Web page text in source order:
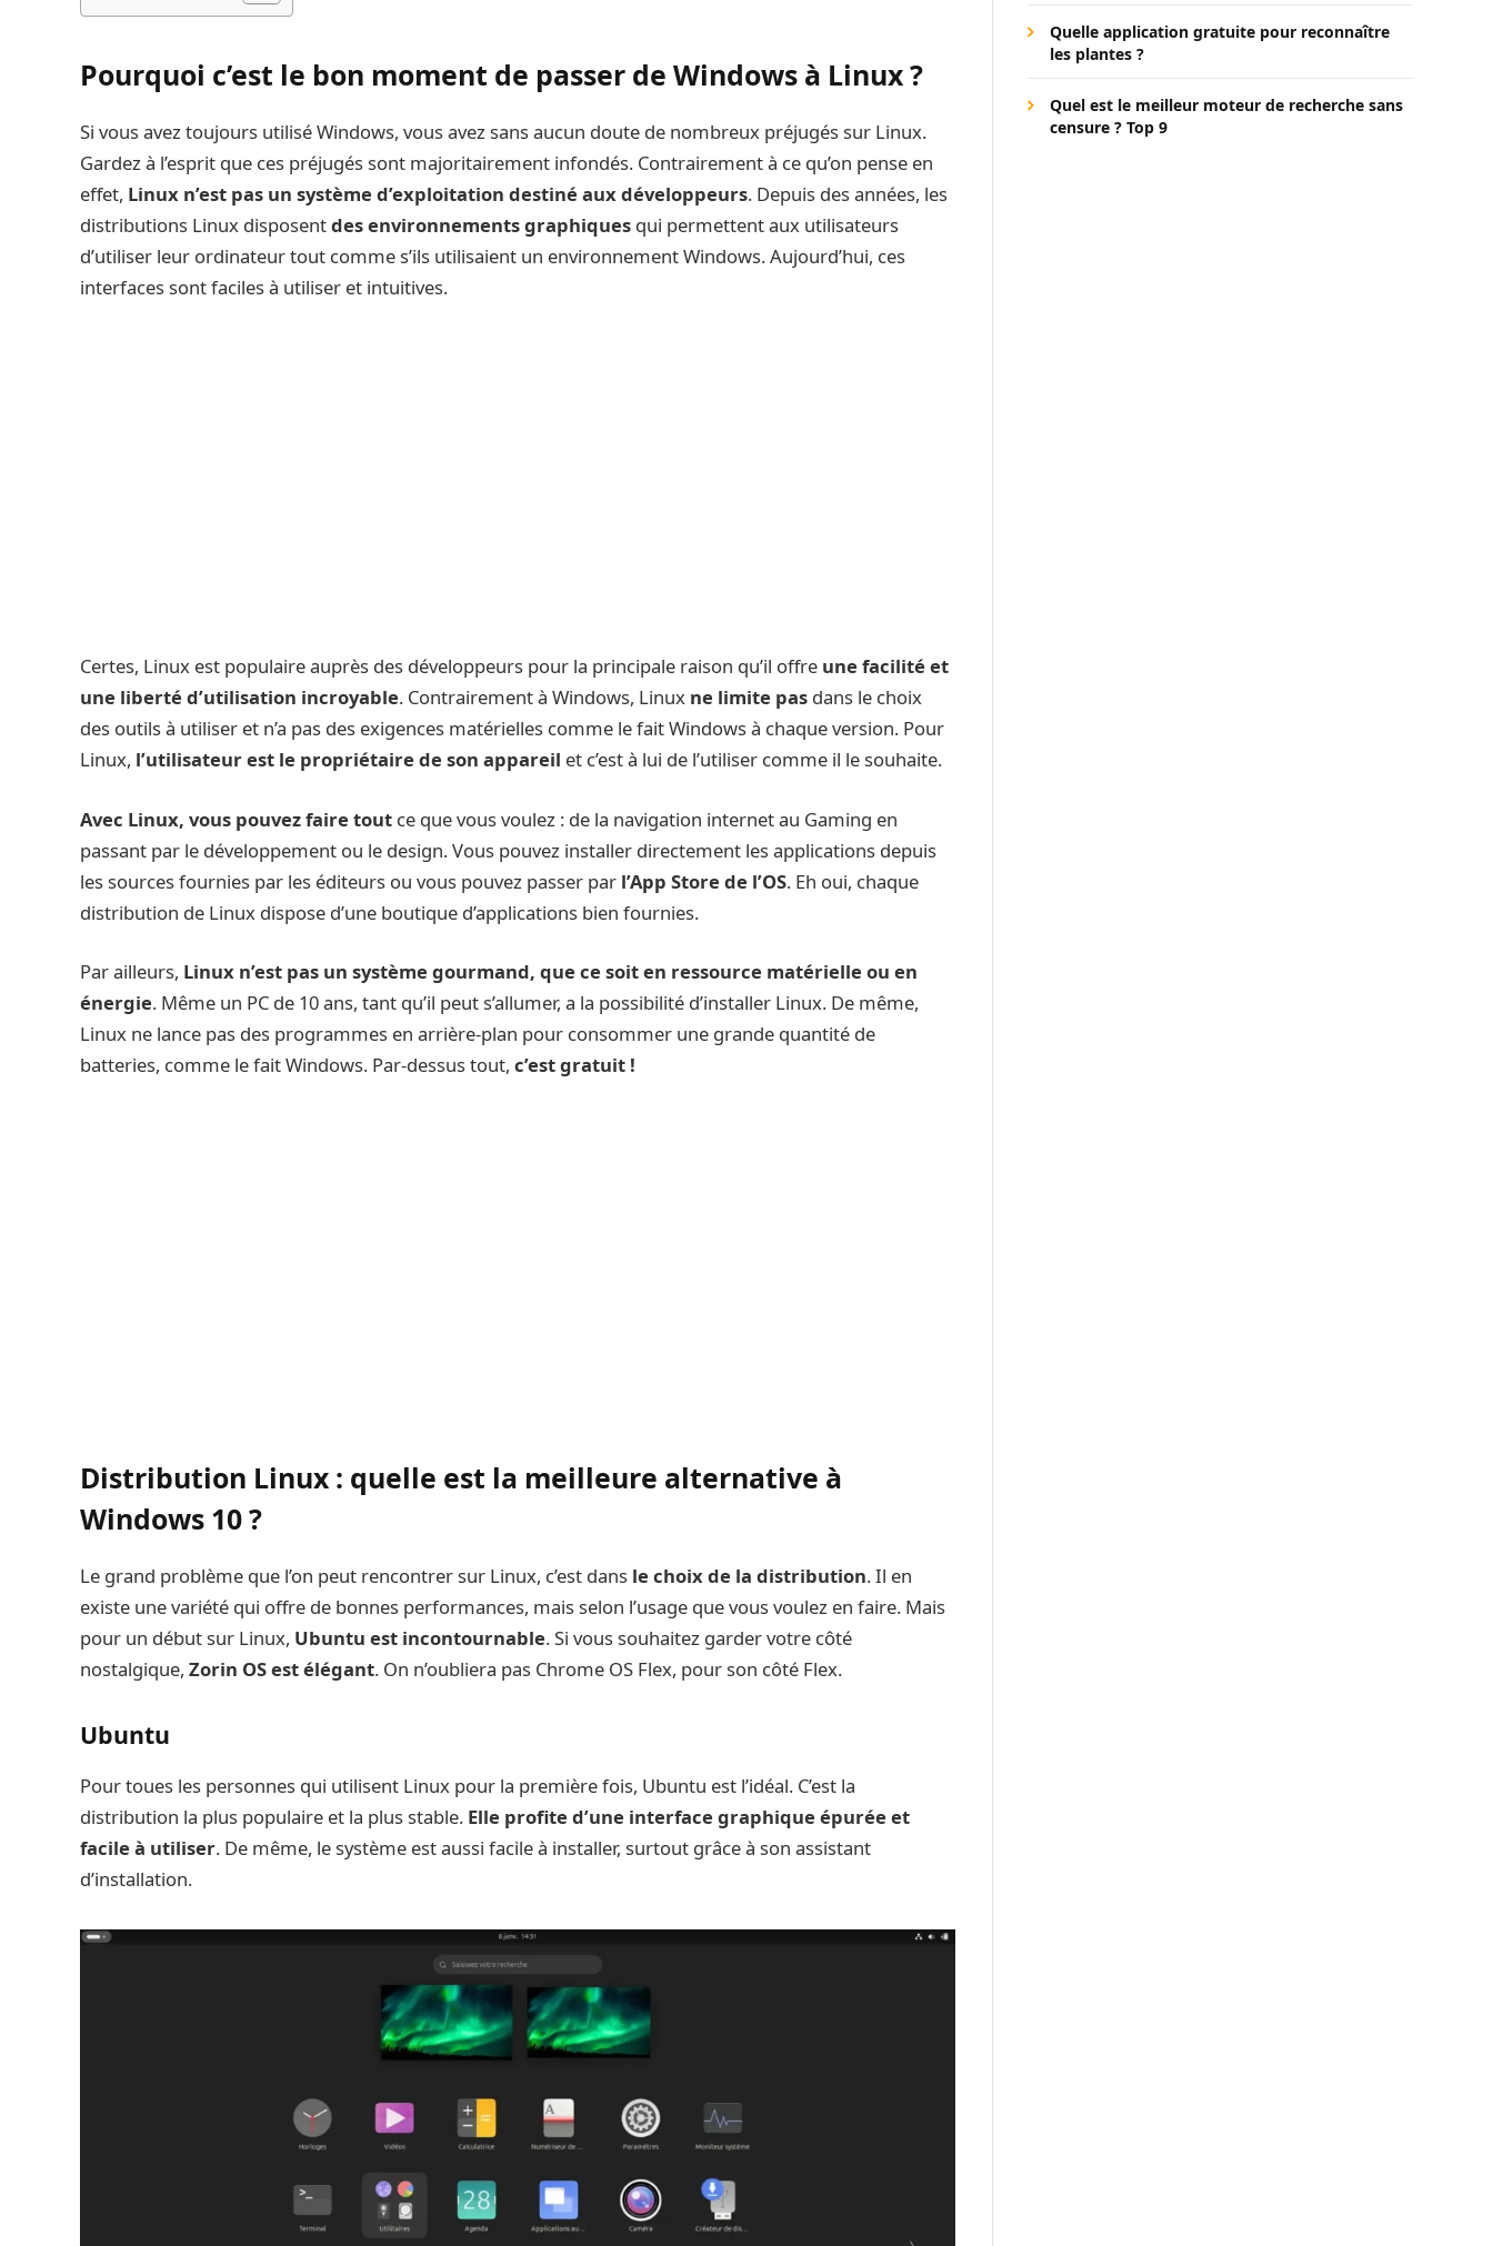
Pourquoi c’est le bon moment de passer de Windows à Linux ?
Si vous avez toujours utilisé Windows, vous avez sans aucun doute de nombreux préjugés sur Linux.
Gardez à l’esprit que ces préjugés sont majoritairement infondés. Contrairement à ce qu’on pense en
effet, Linux n’est pas un système d’exploitation destiné aux développeurs. Depuis des années, les
distributions Linux disposentdes environnements graphiques qui permettent aux utilisateurs
d’utiliser leur ordinateur tout comme s’ils utilisaient un environnement Windows. Aujourd’hui, ces
interfaces sont faciles à utiliser et intuitives.
Certes, Linux est populaire auprès des développeurs pour la principale raison qu’il offre une facilité et
une liberté d’utilisation incroyable. Contrairement à Windows, Linux ne limite pas dans le choix
des outils à utiliser et n’a pas des exigences matérielles comme le fait Windows à chaque version. Pour
Linux, l’utilisateur est le propriétaire de son appareil et c’est à lui de l’utiliser comme il le souhaite.
Avec Linux, vous pouvez faire tout ce que vous voulez : de la navigation internet au Gaming en
passant par le développement ou le design. Vous pouvez installer directement les applications depuis
les sources fournies par les éditeurs ou vous pouvez passer par l’App Store de l’OS. Eh oui, chaque
distribution de Linux dispose d’une boutique d’applications bien fournies.
Par ailleurs, Linux n’est pas un système gourmand, que ce soit en ressource matérielle ou en
énergie. Même un PC de 10 ans, tant qu’il peut s’allumer, a la possibilité d’installer Linux. De même,
Linux ne lance pas des programmes en arrière-plan pour consommer une grande quantité de
batteries, comme le fait Windows. Par-dessus tout, c’est gratuit !
Distribution Linux : quelle est la meilleure alternative à
Windows 10 ?
Le grand problème que l’on peut rencontrer sur Linux, c’est dans le choix de la distribution. Il en
existe une variété qui offre de bonnes performances, mais selon l’usage que vous voulez en faire. Mais
pour un début sur Linux, Ubuntu est incontournable. Si vous souhaitez garder votre côté
nostalgique, Zorin OS est élégant. On n’oubliera pas Chrome OS Flex, pour son côté Flex.
Ubuntu
Pour toues les personnes qui utilisent Linux pour la première fois, Ubuntu est l’idéal. C’est la
distribution la plus populaire et la plus stable. Elle profite d’une interface graphique épurée et
facile à utiliser. De même, le système est aussi facile à installer, surtout grâce à son assistant
d’installation.
Quelle application gratuite pour reconnaître
les plantes ?
Quel est le meilleur moteur de recherche sans
censure ? Top 9